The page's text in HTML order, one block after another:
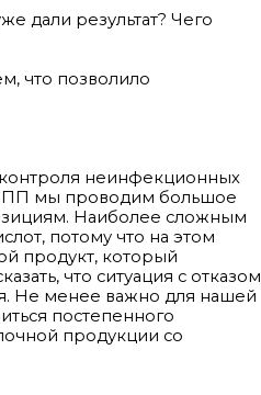
дали результат? Чего
что позволило
неинфекционных
мы проводим большое
Наиболее сложным
потому что на этом
продукт, который
что ситуация с отказом
Не менее важно для нашей
постепенного
продукции со